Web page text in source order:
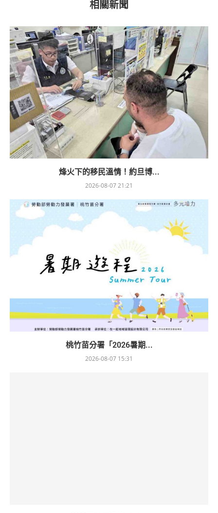
相關新聞
烽火下的移民溫情！約旦博...
2026-08-07 21:21
桃竹苗分署「2026暑期...
2026-08-07 15:31